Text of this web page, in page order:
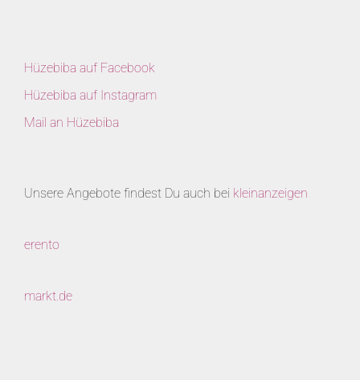
Hüzebiba auf Facebook
Hüzebiba auf Instagram
Mail an Hüzebiba
Unsere Angebote findest Du auch bei kleinanzeigen
erento
markt.de